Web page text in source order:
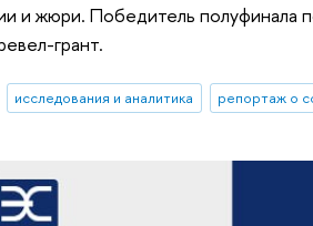
и жюри. Победитель полуфинала
грант.
исследования и аналитика репортаж о